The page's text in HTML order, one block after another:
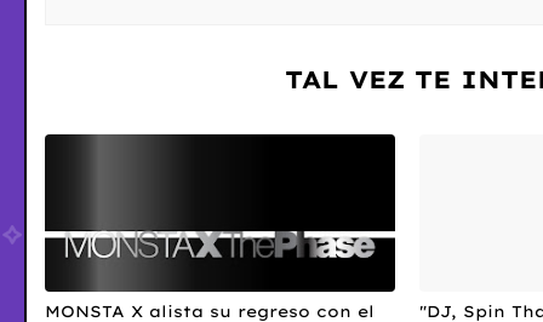
TAL VEZ TE
MONSTA X alista su regreso con el
"DJ, Spin